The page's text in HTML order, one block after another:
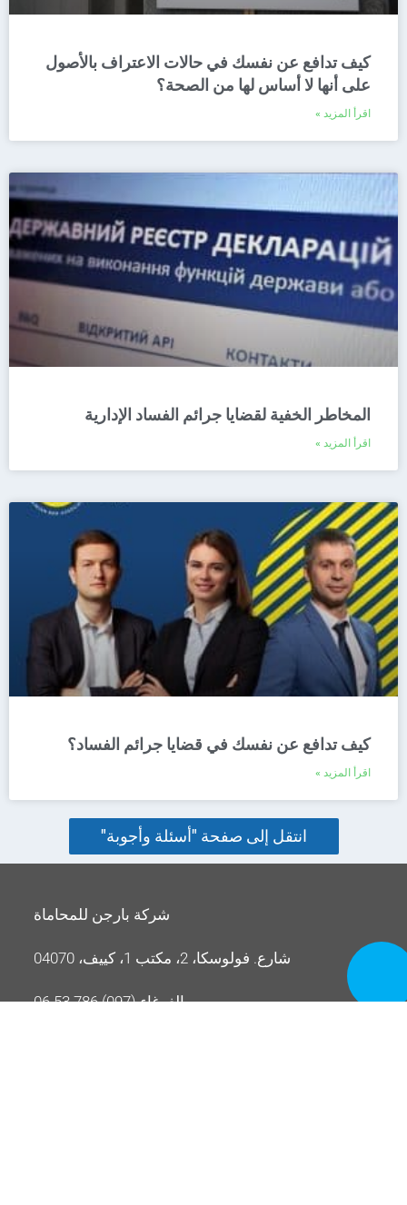
كيف تدافع عن نفسك في حالات الاعتراف بالأصول
على أنها لا أساس لها من الصحة؟
اقرأ المزيد »
المخاطر الخفية لقضايا جرائم الفساد الإدارية
اقرأ المزيد »
كيف تدافع عن نفسك في قضايا جرائم الفساد؟
اقرأ المزيد »
انتقل إلى صفحة "أسئلة وأجوبة"
شركة بارجن للمحاماة
شارع. فولوسكا، 2، مكتب 1، كييف، 04070
الغوغاء (097) 786 53 06